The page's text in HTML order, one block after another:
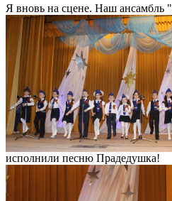
Я вновь на сцене. Наш ансамбль
исполнили песню Прадедушка!